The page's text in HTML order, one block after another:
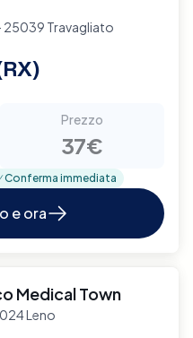
25039 Travagliato
Prezzo
37€
Conferma immediata
e ora
Medical Town
Leno